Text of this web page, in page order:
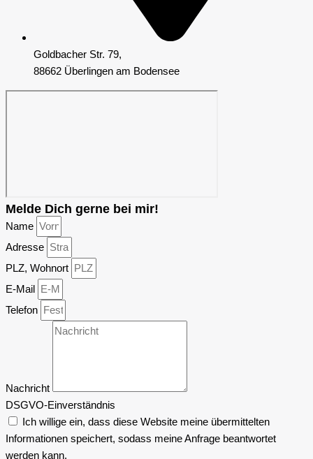
Goldbacher Str. 79,
88662 Überlingen am Bodensee
Melde Dich gerne bei mir!
Name
Adresse
PLZ, Wohnort
E-Mail
Telefon
Nachricht
DSGVO-Einverständnis
Ich willige ein, dass diese Website meine übermittelten
Informationen speichert, sodass meine Anfrage beantwortet
werden kann.